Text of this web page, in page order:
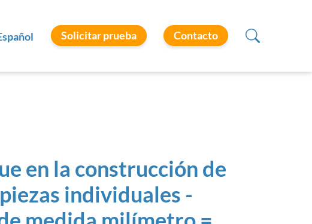
Solicitar prueba Contacto
en la construcción de
individuales -